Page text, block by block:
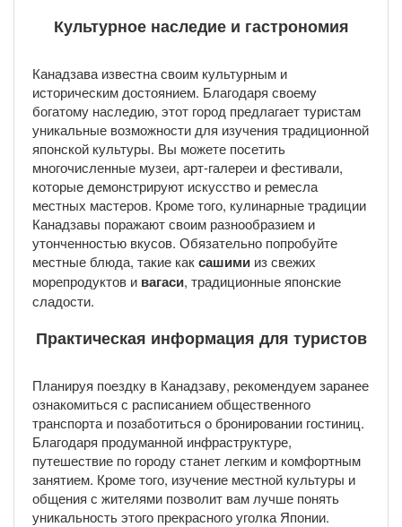
Культурное наследие и гастрономия
Канадзава известна своим культурным и
историческим достоянием. Благодаря своему
богатому наследию, этот город предлагает туристам
уникальные возможности для изучения традиционной
японской культуры. Вы можете посетить
многочисленные музеи, арт-галереи и фестивали,
которые демонстрируют искусство и ремесла
местных мастеров. Кроме того, кулинарные традиции
Канадзавы поражают своим разнообразием и
утонченностью вкусов. Обязательно попробуйте
местные блюда, такие каксашими из свежих
морепродуктов и вагаси, традиционные японские
сладости.
Практическая информация для туристов
Планируя поездку в Канадзаву, рекомендуем заранее
ознакомиться с расписанием общественного
транспорта и позаботиться о бронировании гостиниц.
Благодаря продуманной инфраструктуре,
путешествие по городу станет легким и комфортным
занятием. Кроме того, изучение местной культуры и
общения с жителями позволит вам лучше понять
уникальность этого прекрасного уголка Японии.